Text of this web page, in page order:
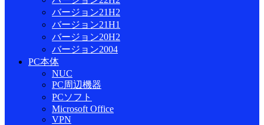
バージョン21H2
バージョン21H1
バージョン20H2
バージョン2004
PC本体
NUC
PC周辺機器
PCソフト
Microsoft Office
VPN